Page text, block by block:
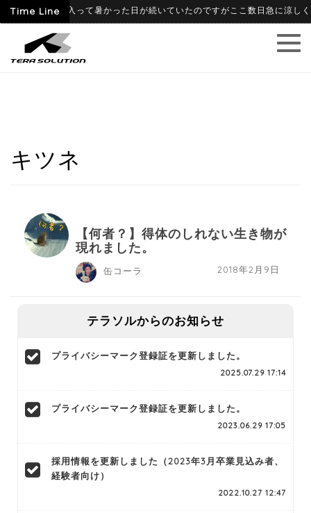
Time Line
06-09 6月に入って暑かった日が続いていたのですがここ数日急に涼し
キツネ
【何者？】得体のしれない生き物が
現れました。
2018年2月9日
缶コーラ
テラソルからのお知らせ
プライバシーマーク登録証を更新しました。
2025.07.29 17:14
プライバシーマーク登録証を更新しました。
2023.06.29 17:05
採用情報を更新しました（2023年3月卒業見込み者、
経験者向け）
2022.10.27 12:47